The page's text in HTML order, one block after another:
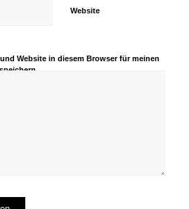
Website
Website in diesem Browser für meinen